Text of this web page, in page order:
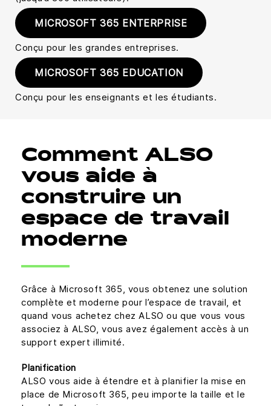
MICROSOFT 365 ENTERPRISE
Conçu pour les grandes entreprises.
MICROSOFT 365 EDUCATION
Conçu pour les enseignants et les étudiants.
Comment ALSO
vous aide à
construire un
espace de travail
moderne
Grâce à Microsoft 365, vous obtenez une solution
complète et moderne pour l’espace de travail, et
quand vous achetez chez ALSO ou que vous vous
associez à ALSO, vous avez également accès à un
support expert illimité.
Planification
ALSO vous aide à étendre et à planifier la mise en
place de Microsoft 365, peu importe la taille et le